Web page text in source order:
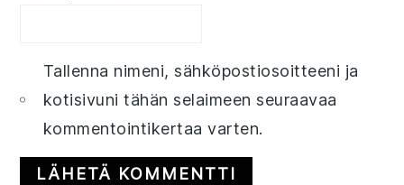
Tallenna nimeni, sähköpostiosoitteeni ja
kotisivuni tähän selaimeen seuraavaa
kommentointikertaa varten.